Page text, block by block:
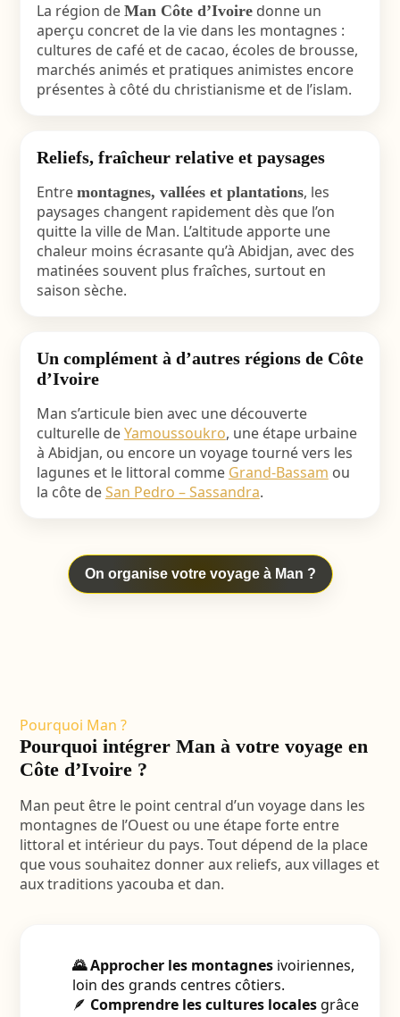
La région de Man Côte d’Ivoiredonne un
aperçu concret de la vie dans les montagnes :
cultures de café et de cacao, écoles de brousse,
marchés animés et pratiques animistes encore
présentes à côté du christianisme et de l’islam.
Reliefs, fraîcheur relative et paysages
Entre montagnes, vallées et plantations, les
paysages changent rapidement dès que l’on
quitte la ville de Man. L’altitude apporte une
chaleur moins écrasante qu’à Abidjan, avec des
matinées souvent plus fraîches, surtout en
saison sèche.
Un complément à d’autres régions de Côte
d’Ivoire
Man s’articule bien avec une découverte
culturelle deYamoussoukro, une étape urbaine
à Abidjan, ou encore un voyage tourné vers les
lagunes et le littoral comme Grand-Bassam ou
la côte deSan Pedro – Sassandra.
On organise votre voyage à Man ?
Pourquoi Man ?
Pourquoi intégrer Man à votre voyage en
Côte d’Ivoire ?
Man peut être le point central d’un voyage dans les
montagnes de l’Ouest ou une étape forte entre
littoral et intérieur du pays. Tout dépend de la place
que vous souhaitez donner aux reliefs, aux villages et
aux traditions yacouba et dan.
🌄 Approcher les montagnesivoiriennes,
loin des grands centres côtiers.
🪶 Comprendre les cultures localesgrâce